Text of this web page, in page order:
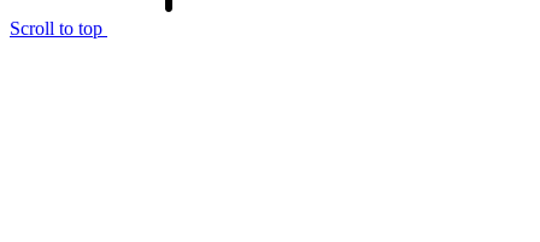
Scroll to top